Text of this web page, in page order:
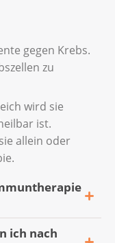
Sie sich an
auch in der
.
der Haut.
müde.
und
Wenn
Sie sich an
gegen Krebs.
zu
wird sie
ist.
allein oder
ich nach